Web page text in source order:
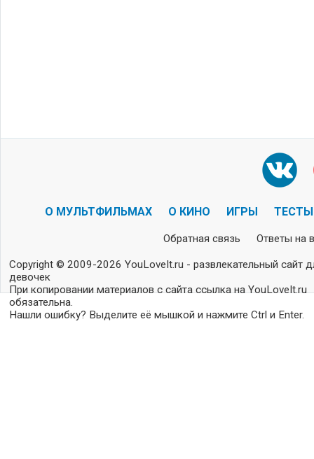
О МУЛЬТФИЛЬМАХ О КИНО ИГРЫ ТЕСТЫ
Обратная связь Ответы на
Copyright © 2009-2026 YouLoveIt.ru - развлекательный сайт
девочек
При копировании материалов с сайта ссылка на YouLoveIt.ru
обязательна.
Нашли ошибку? Выделите её мышкой и нажмите Ctrl и Enter.